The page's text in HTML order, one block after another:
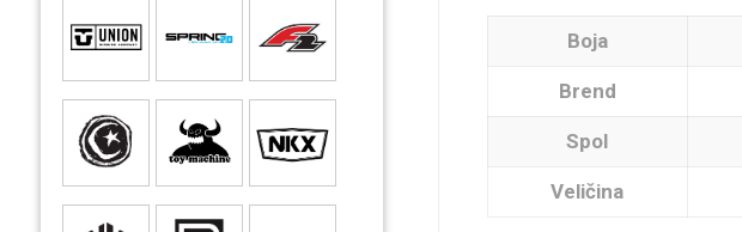
Boja
Brend
Spol
Veličina